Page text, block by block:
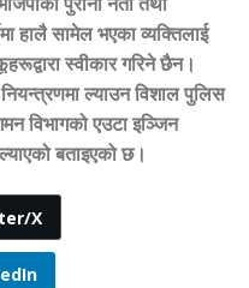
हालै सामेल भएका व्यक्तिलाई
स्वीकार गरिने छैन।
ल्याउन विशाल पुलिस
विभागको एउटा इञ्जिन
बताइएको छ।
X